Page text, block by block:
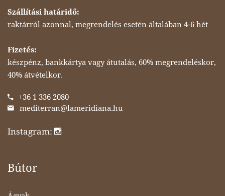
Szállítási határidő:
raktárról azonnal, megrendelés esetén általában 4-6 hét
Fizetés:
készpénz, bankkártya vagy átutalás, 60% megrendeléskor,
40% átvételkor.
+36 1 336 2080
mediterran@lameridiana.hu
Instagram:
Bútor